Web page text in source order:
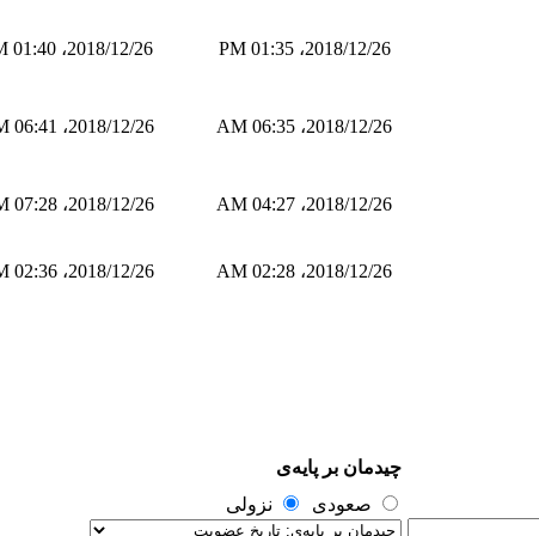
2018/12/26، 01:35 PM 2018/12/26، 01:40 PM
2018/12/26، 06:35 AM 2018/12/26، 06:41 AM
2018/12/26، 04:27 AM 2018/12/26، 07:28 AM
2018/12/26، 02:28 AM 2018/12/26، 02:36 AM
چیدمان بر پایه‌ی
صعودی نزولی